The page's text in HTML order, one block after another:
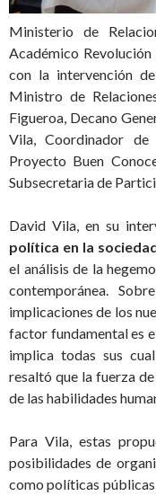
Ministerio de
Académico
con la intervención
Ministro de
Figueroa, Decano
Vila, Coordinador
Proyecto Buen
Subsecretaria de
David Vila, en su
política en la
el análisis de la
contemporánea.
implicaciones de los
factor fundamental es
implica todas sus
resaltó que la fuerza
de las habilidades
Para Vila, estas
posibilidades de
como políticas